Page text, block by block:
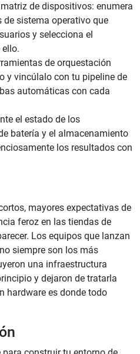
de dispositivos: enumera
de sistema operativo que
y selecciona el
de orquestación
y vincúlalo con tu pipeline de
automáticas con cada
el estado de los
batería y el almacenamiento
los resultados con
mayores expectativas de
feroz en las tiendas de
Los equipos que lanzan
siempre son los más
una infraestructura
y dejaron de tratarla
hardware es donde todo